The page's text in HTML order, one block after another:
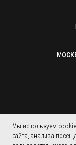
Мы используем
сайта, анализа